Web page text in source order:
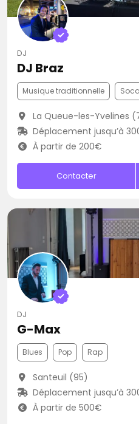
DJ
DJ Braz
Musique traditionnelle Soca
La Queue-les-Yvelines
Déplacement jusqu’à
À partir de 200€
Contacter
DJ
G-Max
Blues Pop Rap
Santeuil (95)
Déplacement jusqu’à
À partir de 500€